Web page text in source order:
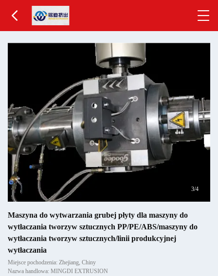
4/4
Maszyna do wytwarzania grubej płyty dla maszyny do
wytłaczania tworzyw sztucznych PP/PE/ABS/maszyny do
wytłaczania tworzyw sztucznych/linii produkcyjnej
wytłaczania
Miejsce pochodzenia: Zhejiang, Chiny
Nazwa handlowa: MINGDI EXTRUSION